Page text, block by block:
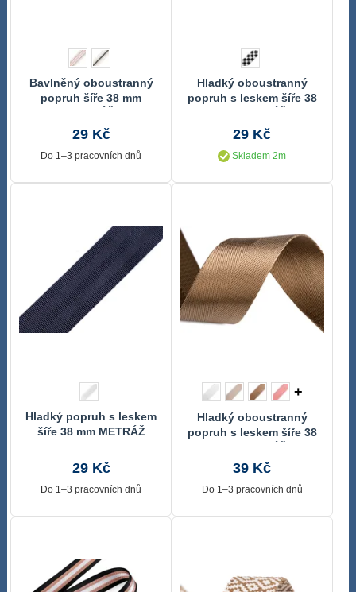
Bavlněný oboustranný
popruh šíře 38 mm
29 Kč
Do 1–3 pracovních dnů
Hladký oboustranný
popruh s leskem šíře 38
29 Kč
Skladem 2m
Hladký popruh s leskem
šíře 38 mm METRÁŽ
29 Kč
Do 1–3 pracovních dnů
+
Hladký oboustranný
popruh s leskem šíře 38
39 Kč
Do 1–3 pracovních dnů